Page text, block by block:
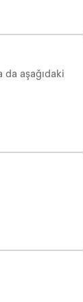
da aşağıdaki